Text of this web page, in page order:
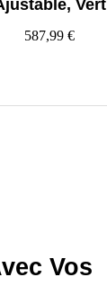
Vert
587,99 €
Vos